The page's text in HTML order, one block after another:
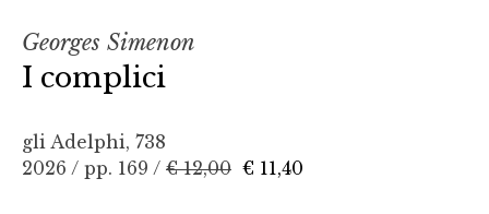
Georges Simenon
I complici
gli Adelphi, 738
2026 / pp. 169 / € 12,00 € 11,40